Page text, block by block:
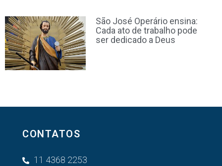
São José Operário ensina:
Cada ato de trabalho pode
ser dedicado a Deus
CONTATOS
11 4368 2253